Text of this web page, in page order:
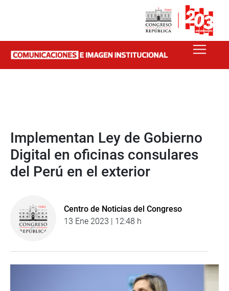
Implementan Ley de Gobierno
Digital en oficinas consulares
del Perú en el exterior
Centro de Noticias del Congreso
13 Ene 2023 | 12:48 h